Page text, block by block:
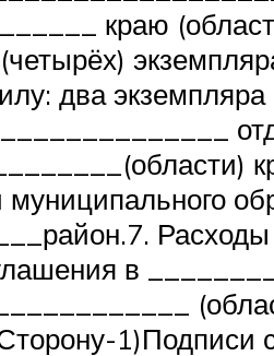
краю
два экземпляра
в